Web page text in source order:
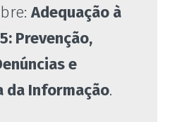
Adequação à
Prevenção,
e
da Informação.